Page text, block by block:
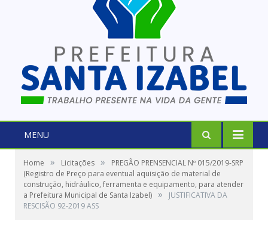
MENU
Home » Licitações »
PREGÃO PRENSENCIAL Nº 015/2019-SRP
(Registro de Preço para eventual aquisição de material de
construção, hidráulico, ferramenta e equipamento, para atender
a Prefeitura Municipal de Santa Izabel) »
JUSTIFICATIVA DA
RESCISÃO 92-2019 ASS